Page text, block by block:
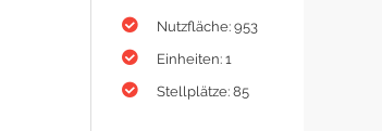
Nutzfläche: 953
Einheiten: 1
Stellplätze: 85